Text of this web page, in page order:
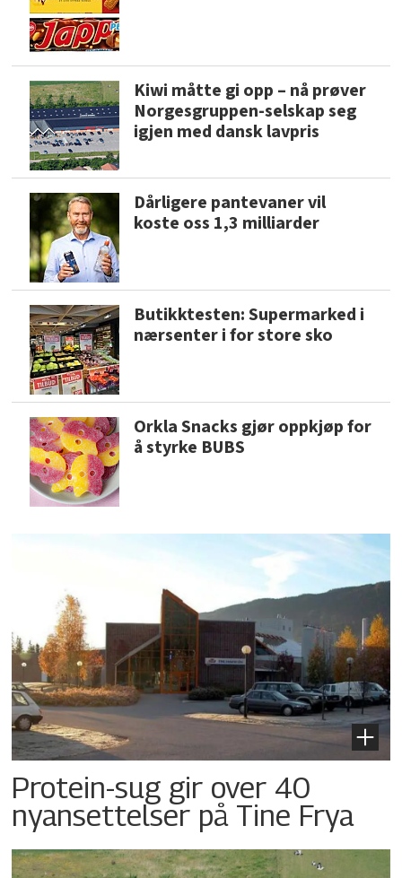
Kiwi måtte gi opp – nå prøver
Norgesgruppen-selskap seg
igjen med dansk lavpris
Dårligere pantevaner vil
koste oss 1,3 milliarder
Butikktesten: Supermarked i
nærsenter i for store sko
Orkla Snacks gjør oppkjøp for
å styrke BUBS
Protein-sug gir over 40
nyansettelser på Tine Frya